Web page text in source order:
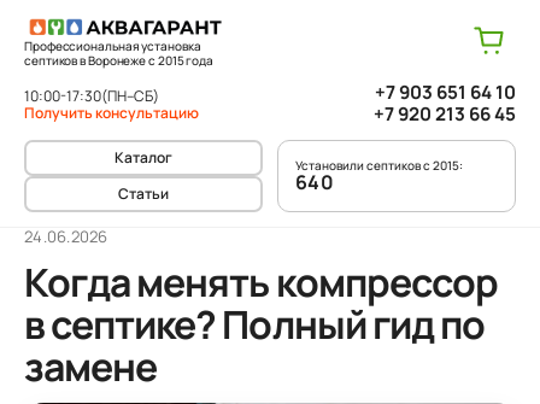
Профессиональная установка
септиков в Воронеже с 2015 года
Каталог
Статьи
Установили септиков с 2015:
640
10:00-17:30(ПН–СБ)
Получить консультацию
+7 903 651 64 10
+7 920 213 66 45
24.06.2026
Когда менять компрессор
в септике? Полный гид по
замене